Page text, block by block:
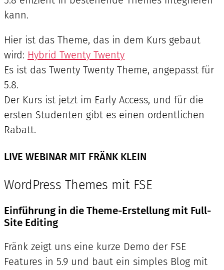
kann.
Hier ist das Theme, das in dem Kurs gebaut
wird: Hybrid Twenty Twenty
Es ist das Twenty Twenty Theme, angepasst für
5.8.
Der Kurs ist jetzt im Early Access, und für die
ersten Studenten gibt es einen ordentlichen
Rabatt.
LIVE WEBINAR MIT FRÄNK KLEIN
WordPress Themes mit FSE
Einführung in die Theme-Erstellung mit Full-
Site Editing
Fränk zeigt uns eine kurze Demo der FSE
Features in 5.9 und baut ein simples Blog mit